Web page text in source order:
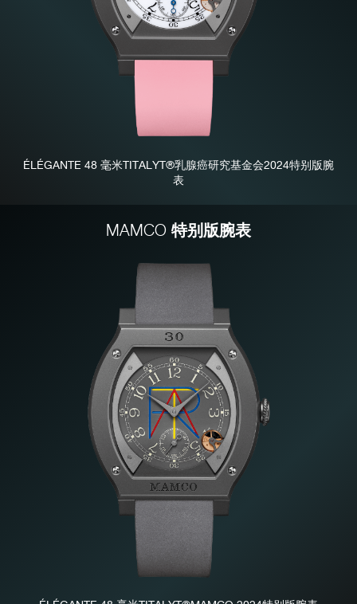
ÉLÉGANTE 48 毫米TITALYT®乳腺癌研究基金会2024特别版腕
表
MAMCO 特别版腕表
伪冒品
伪冒品